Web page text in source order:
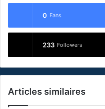
0 Fans
233 Followers
Articles similaires